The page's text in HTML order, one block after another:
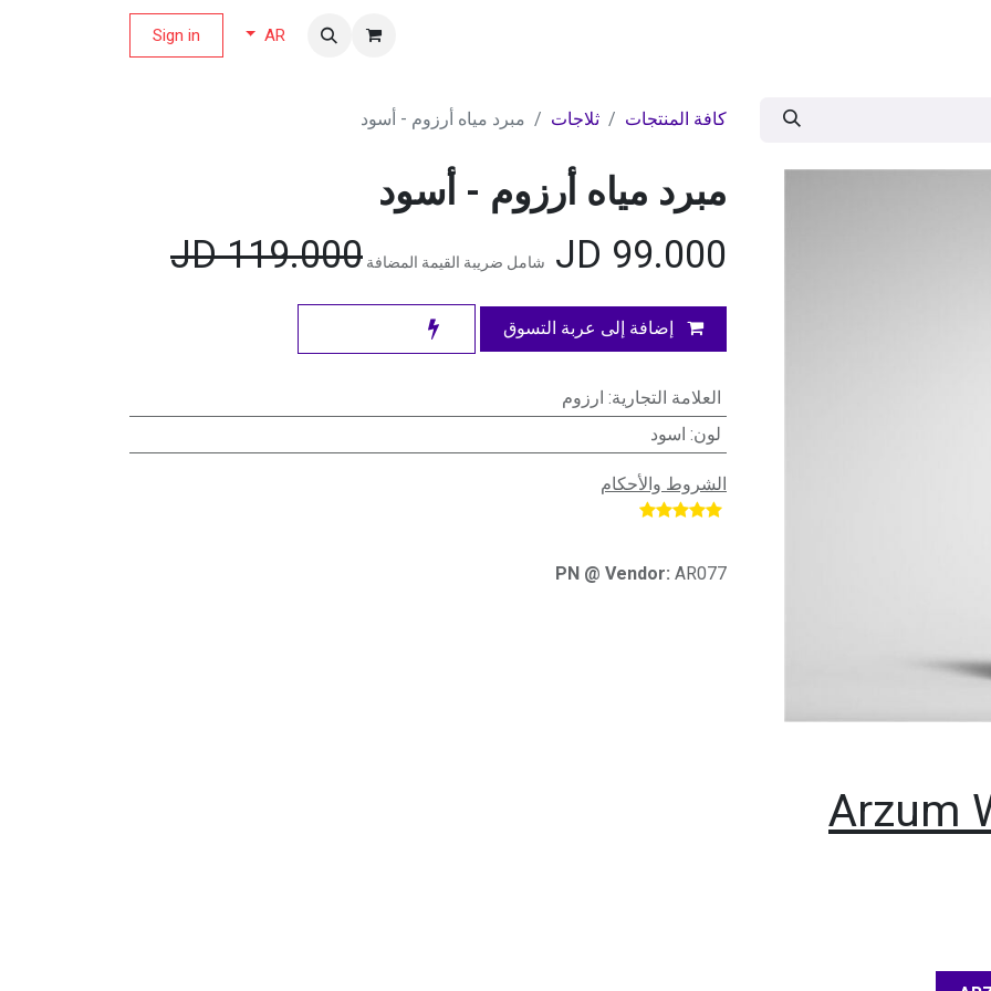
AR
Sign in
كافة المنتجات ثلاجات مبرد مياه أرزوم - أسود
مبرد مياه أرزوم - أسود
99.000
شامل ضريبة القيمة المضافة 119.000
JD
إضافة إلى عربة التسوق
العلامة التجارية: ارزوم
لون: اسود
الشروط والأحكام
PN @ Vendor: AR077
Arzum